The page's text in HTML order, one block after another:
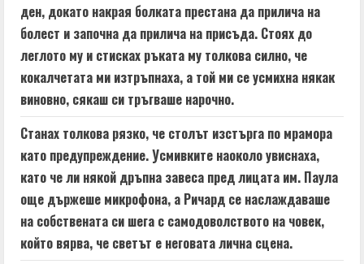
ден, докато накрая болката престана да прилича на
болест и започна да прилича на присъда. Стоях до
леглото му и стисках ръката му толкова силно, че
кокалчетата ми изтръпнаха, а той ми се усмихна някак
виновно, сякаш си тръгваше нарочно.
Станах толкова рязко, че столът изстърга по мрамора
като предупреждение. Усмивките наоколо увиснаха,
като че ли някой дръпна завеса пред лицата им. Паула
още държеше микрофона, а Ричард се наслаждаваше
на собствената си шега с самодоволството на човек,
който вярва, че светът е неговата лична сцена.